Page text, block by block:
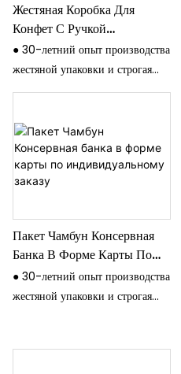
Жестяная Коробка Для
Конфет С Ручкой
Chumboon Handle
● 30-летний опыт производства
жестяной упаковки и строгая
система контроля качества.
современное, например, цветная
печатная машина KBA 4/6 в
Германии, четырехцветная
печатная машина Fuji в Японии.
США, Мексика, Бразилия,
Аргентина, Индия, Малазия,
ОАЭ, Южная Африка.
● Прошел сертификат: ISO, SGS,
Пакет Чамбун Консервная
Банка В Форме Карты По
Индивидуальному Заказу
● 30-летний опыт производства
жестяной упаковки и строгая
современное, например, цветная